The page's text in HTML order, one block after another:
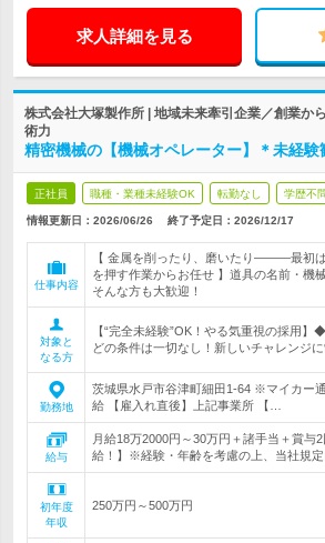
求人詳細を見る
株式会社大塚製作所 | 地域未来牽引企業／創業か
術力
精密機械の【機械オペレーター】＊未経験
正社員 職種・業種未経験OK 転勤なし 学歴不
情報更新日：2026/06/26 終了予定日： 2026/12/17
仕事内容
【 金属を削ったり、磨いたり―――最初
を押す作業からお任せ 】道具の名前・機
そんな方も大歓迎！
対象と
なる方
【“完全未経験”OK！やる気重視の採用
どの条件は一切なし！新しいチャレンジ
勤務地
茨城県水戸市谷津町細田1-64 ※マイカー
給 【雇入れ直後】上記事業所 【…
給与
月給18万2000円～30万円＋諸手当＋賞与
給！】※経験・年齢を考慮の上、当社規
初年度
年収
250万円～500万円